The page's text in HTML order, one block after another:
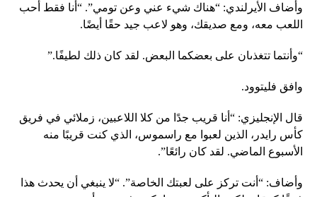
وأضاف الأيرلندي: “هناك شيء عني وعن تومي”. “أنا فقط أحب
اللعب معه، ومع صديقك، وهو لاعب جيد حقًا أيضًا.
“وأنتما تتغذىان على بعضكما البعض. لقد كان ذلك لطيفًا.”
وافق فليتوود.
قال الإنجليزي: “أنا قريب جدًا من كلا اللاعبين، زملائي في فريق
كأس رايدر، الذين لعبوا مع راسموس، الذي كنت قريبًا منه
الأسبوع الماضي. لقد كان رائعًا”.
وأضاف: “أنت تركز على لعبتك الخاصة”. “لا ينبغي أن يحدث هذا